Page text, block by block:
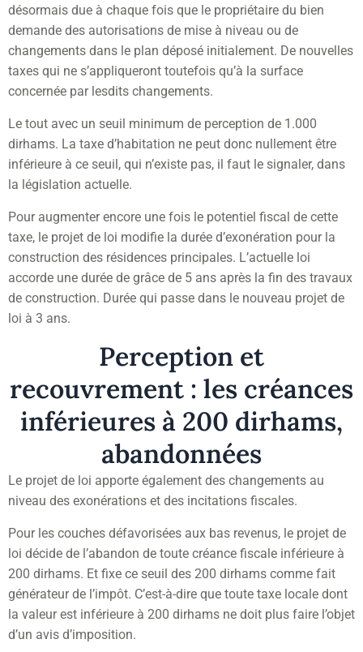
désormais due à chaque fois que le propriétaire du bien
demande des autorisations de mise à niveau ou de
changements dans le plan déposé initialement. De nouvelles
taxes qui ne s’appliqueront toutefois qu’à la surface
concernée par lesdits changements.
Le tout avec un seuil minimum de perception de 1.000
dirhams. La taxe d’habitation ne peut donc nullement être
inférieure à ce seuil, qui n’existe pas, il faut le signaler, dans
la législation actuelle.
Pour augmenter encore une fois le potentiel fiscal de cette
taxe, le projet de loi modifie la durée d’exonération pour la
construction des résidences principales. L’actuelle loi
accorde une durée de grâce de 5 ans après la fin des travaux
de construction. Durée qui passe dans le nouveau projet de
loi à 3 ans.
Perception et
recouvrement : les créances
inférieures à 200 dirhams,
abandonnées
Le projet de loi apporte également des changements au
niveau des exonérations et des incitations fiscales.
Pour les couches défavorisées aux bas revenus, le projet de
loi décide de l’abandon de toute créance fiscale inférieure à
200 dirhams. Et fixe ce seuil des 200 dirhams comme fait
générateur de l’impôt. C’est-à-dire que toute taxe locale dont
la valeur est inférieure à 200 dirhams ne doit plus faire l’objet
d’un avis d’imposition.